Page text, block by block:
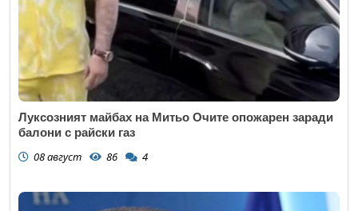
Луксозният майбах на Митьо Очите опожарен заради
балони с райски газ
08 август 86 4